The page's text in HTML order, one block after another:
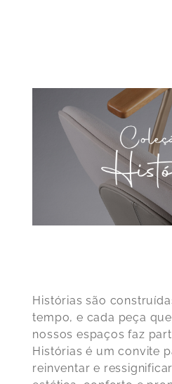
Histórias são
tempo, e cada peça
nossos espaços faz
Histórias é um convite
reinventar e